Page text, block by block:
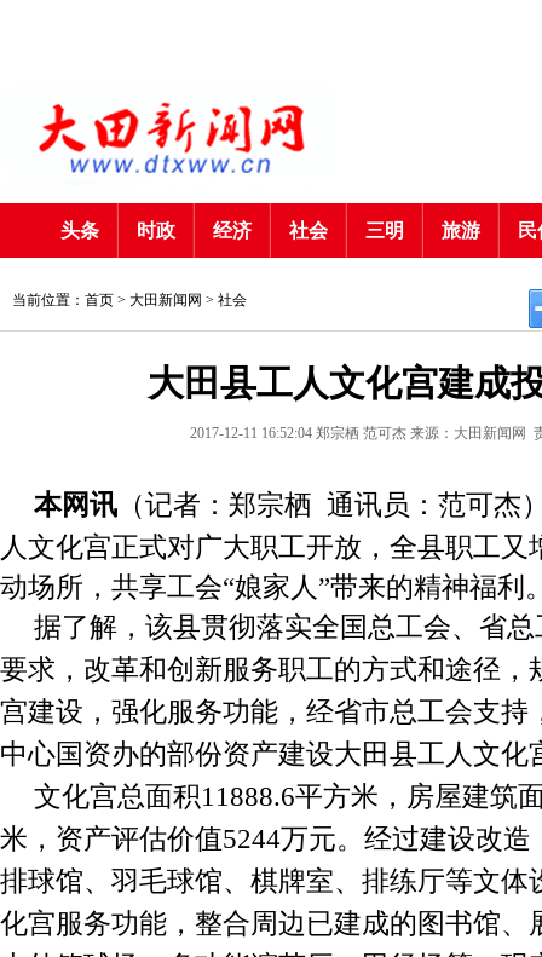
头条 时政 经济 社会 三明 旅游
当前位置：首页 > 大田新闻网 > 社会
大田县工人文化宫建成
2017-12-11 16:52:04 郑宗栖 范可杰 来源：大田新闻网
本网讯 （记者： 郑宗栖 通讯员：范可杰
人文化宫正式对广大职工开放，全县职工又
动场所，共享工会“娘家人”带来的精神福利
据了解，该县贯彻落实全国总工会、省
要求，改革和创新服务职工的方式和途径，
宫建设，强化服务功能，经省市总工会支持
中心国资办的部份资产建设大田县工人文化
文化宫总面积11888.6平方米，房屋建筑
米，资产评估价值5244万元。经过建设改
排球馆、羽毛球馆、棋牌室、排练厅等文体
化宫服务功能，整合周边已建成的图书馆、